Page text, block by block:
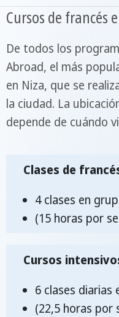
Cursos de francés
De todos los
Abroad, el más
en Niza, que se
la ciudad. La
depende de cuándo
Clases de
4 clases en
(15 horas por
Cursos
6 clases diarias
(22,5 horas por